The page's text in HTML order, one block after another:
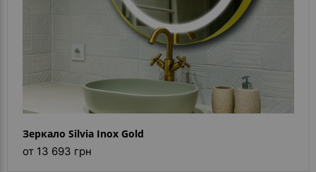
Зеркало Silvia Inox Gold
от 13 693 грн